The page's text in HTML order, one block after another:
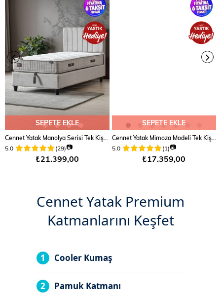
SEPETE EKLE
5.0
(29)📷
₺21.399,00
SEPETE EKLE
Cennet Yatak Mimoza Modeli Tek Kişilik Full Ortopedik Antibakteriyel Yataklı Baza ve Başlık Takımı 3 lü Set
5.0
(1)📷
₺17.359,00
Cennet Yatak Premium
Katmanlarını Keşfet
1 Cooler Kumaş
2 Pamuk Katmanı